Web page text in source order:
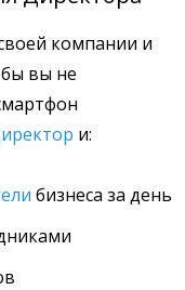
компании и
вы не
и:
бизнеса за день